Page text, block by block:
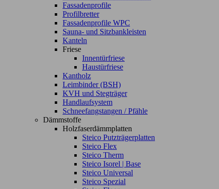
Fassadenprofile
Profilbretter
Fassadenprofile WPC
Sauna- und Sitzbankleisten
Kanteln
Friese
Innentürfriese
Haustürfriese
Kantholz
Leimbinder (BSH)
KVH und Stegträger
Handlaufsystem
Schneefangstangen / Pfähle
Dämmstoffe
Holzfaserdämmplatten
Steico Putzträgerplatten
Steico Flex
Steico Therm
Steico Isorel | Base
Steico Universal
Steico Spezial